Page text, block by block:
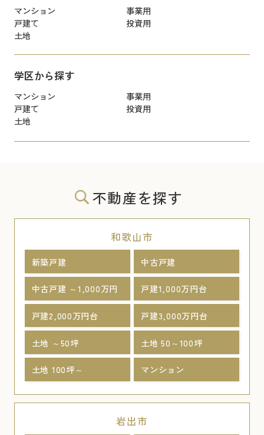
マンション
事業用
戸建て
投資用
土地
学区から探す
マンション
事業用
戸建て
投資用
土地
不動産を探す
和歌山市
新築戸建 中古戸建
中古戸建 ～1,000万円 戸建1,000万円台
戸建2,000万円台 戸建3,000万円台
土地 ～50坪 土地 50～100坪
土地 100坪～ マンション
岩出市